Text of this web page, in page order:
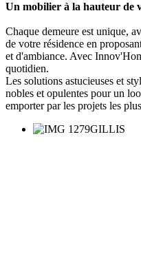
Un mobilier à la hauteur de
Chaque demeure est unique,
de votre résidence en
et d'ambiance. Avec
quotidien.
Les solutions astucieuses et
nobles et opulentes pour un
emporter par les projets les